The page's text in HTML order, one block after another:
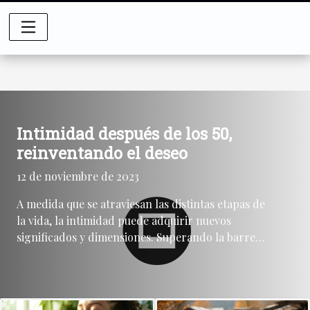
Intimidad después de los 50,
reinventando el deseo
12 de noviembre de 2023
A medida que se atraviesan las distintas etapas de
la vida, la intimidad puede adquirir nuevos
significados y dimensiones. Superando la barrera
de los 50 años, muchos se enfrentan a la
que la juventud parece haber quedado atrás. Este